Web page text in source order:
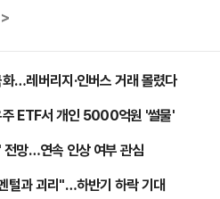
…레버리지·인버스 거래 몰렸다
ETF서 개인 5000억원 '썰물'
전망…연속 인상 여부 관심
털과 괴리"…하반기 하락 기대